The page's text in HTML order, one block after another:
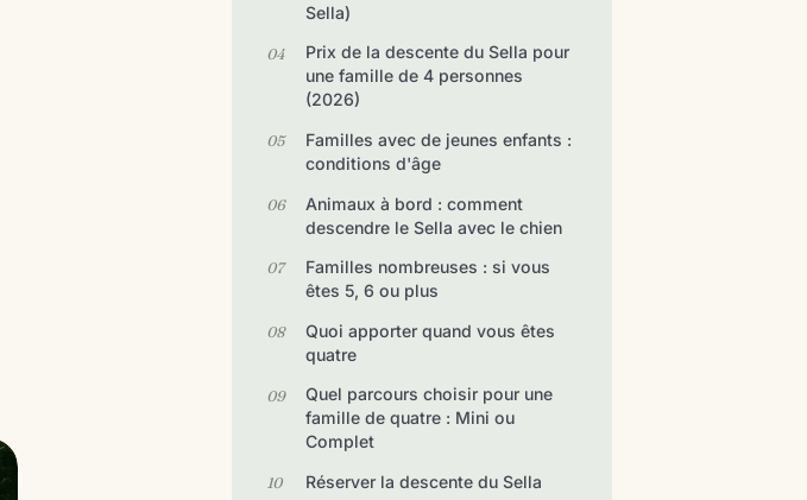
Sella)
Prix de la descente du Sella pour
une famille de 4 personnes
(2026)
Familles avec de jeunes enfants :
conditions d'âge
Animaux à bord : comment
descendre le Sella avec le chien
Familles nombreuses : si vous
êtes 5, 6 ou plus
Quoi apporter quand vous êtes
quatre
Quel parcours choisir pour une
famille de quatre : Mini ou
Complet
Réserver la descente du Sella